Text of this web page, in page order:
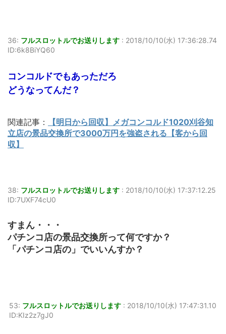
36: フルスロットルでお送りします : 2018/10/10(水) 17:36:28.74
ID:6k8BiYQ60
コンコルドでもあっただろ
どうなってんだ？
関連記事：
【明日から回収】メガコンコルド1020刈谷知
立店の景品交換所で3000万円を強盗される【客から回
収】
38: フルスロットルでお送りします : 2018/10/10(水) 17:37:12.25
ID:7UXF74cU0
すまん・・・
パチンコ店の景品交換所って何ですか？
「パチンコ店の」でいいんすか？
53: フルスロットルでお送りします : 2018/10/10(水) 17:47:31.10
ID:KIz2z7gJ0